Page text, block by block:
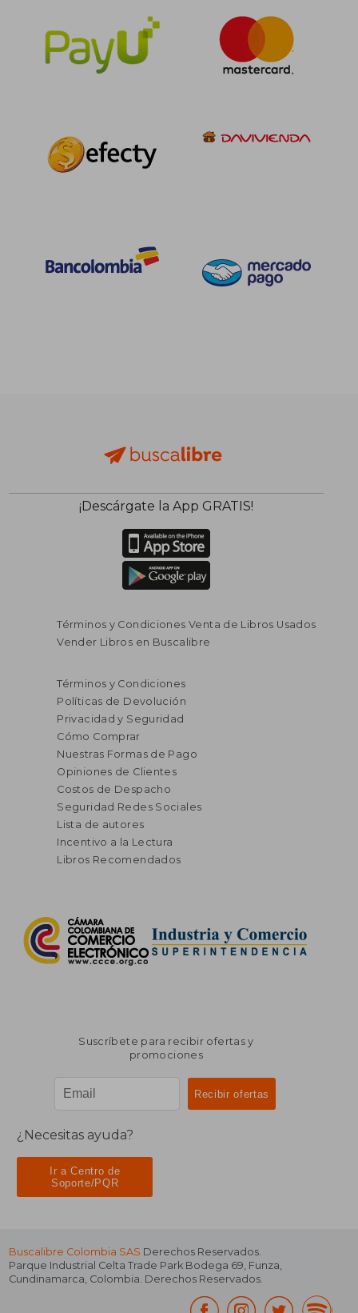
¡Descárgate la App GRATIS!
Términos y Condiciones Venta de Libros Usados
Vender Libros en Buscalibre
Términos y Condiciones
Políticas de Devolución
Privacidad y Seguridad
Cómo Comprar
Nuestras Formas de Pago
Opiniones de Clientes
Costos de Despacho
Seguridad Redes Sociales
Lista de autores
Incentivo a la Lectura
Libros Recomendados
Suscríbete para recibir ofertas y
promociones
¿Necesitas ayuda?
Ir a Centro de
Soporte/PQR
Buscalibre Colombia SAS Derechos Reservados.
Parque Industrial Celta Trade Park Bodega 69 Funza
Cundinamarca Colombia . Derechos Reservados.